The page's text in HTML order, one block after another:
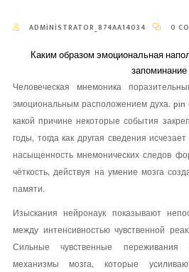
ADMINISTRATOR_874AA14034 0
Каким образом эмоциональная
запоминание
Человеческая мнемоника
эмоциональным расположением духа. pin
какой причине некоторые события
годы, тогда как другая сведения
насыщенность мнемонических следов
чёткость, действуя на умение мозга
памяти.
Изыскания нейронаук показывают
между интенсивностью чувственной
Сильные чувственные переживания
механизмы мозга, которые